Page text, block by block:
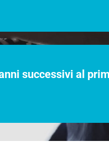
successivi al